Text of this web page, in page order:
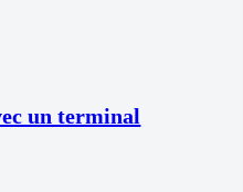
un terminal